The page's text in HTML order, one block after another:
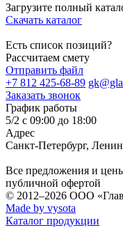
Загрузите полный
Скачать каталог
Есть список позиций?
Рассчитаем смету
Отправить файл
+7 812 425-68-89
Заказать звонок
График работы
5/2 с 09:00 до 18:00
Адрес
Санкт-Петербург,
Все предложения и
публичной офертой
© 2012–2026 ООО
Made by vysota
Каталог продукции